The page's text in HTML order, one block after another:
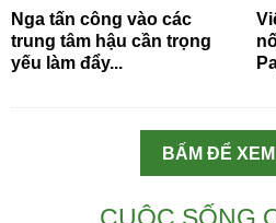
Nga tấn công vào các
trung tâm hậu cần trọng
yếu làm đẩy...
BẤM ĐỂ